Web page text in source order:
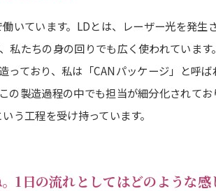
いています。LDとは、レーザー光を発生
たちの身の回りでも広く使われています。
ており、私は「CANパッケージ」と呼
の製造過程の中でも担当が細分化されて
う工程を受け持っています。
1日の流れとしてはどのような感